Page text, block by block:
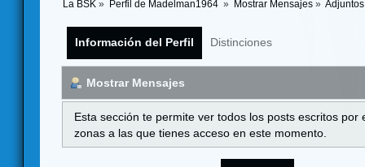
La BSK » Perfil de Madelman1964 » Mostrar Mensajes» Adjuntos
Información del Perfil Distinciones
Mostrar Mensajes
Esta sección te permite ver todos los posts escritos
zonas a las que tienes acceso en este momento.